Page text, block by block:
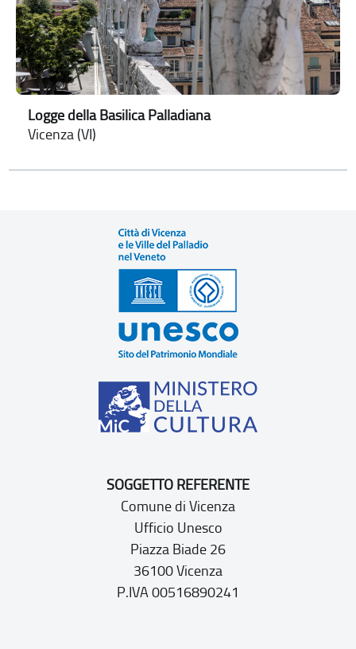
Logge della Basilica Palladiana
Vicenza (VI)
SOGGETTO REFERENTE
Comune di Vicenza
Ufficio Unesco
Piazza Biade 26
36100 Vicenza
P.IVA 00516890241